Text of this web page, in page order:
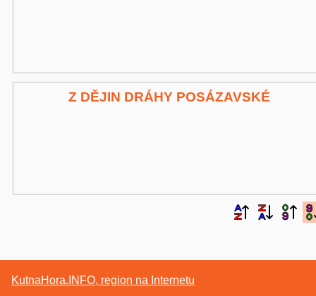
Z DĚJIN DRÁHY POSÁZAVSKÉ
KutnaHora.INFO, region na Internetu